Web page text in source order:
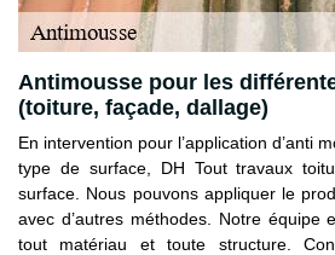
Antimousse pour les
(toiture, façade, dallage)
En intervention pour l’application d’anti
type de surface, DH Tout travaux
surface. Nous pouvons appliquer le
avec d’autres méthodes. Notre équipe
tout matériau et toute structure.